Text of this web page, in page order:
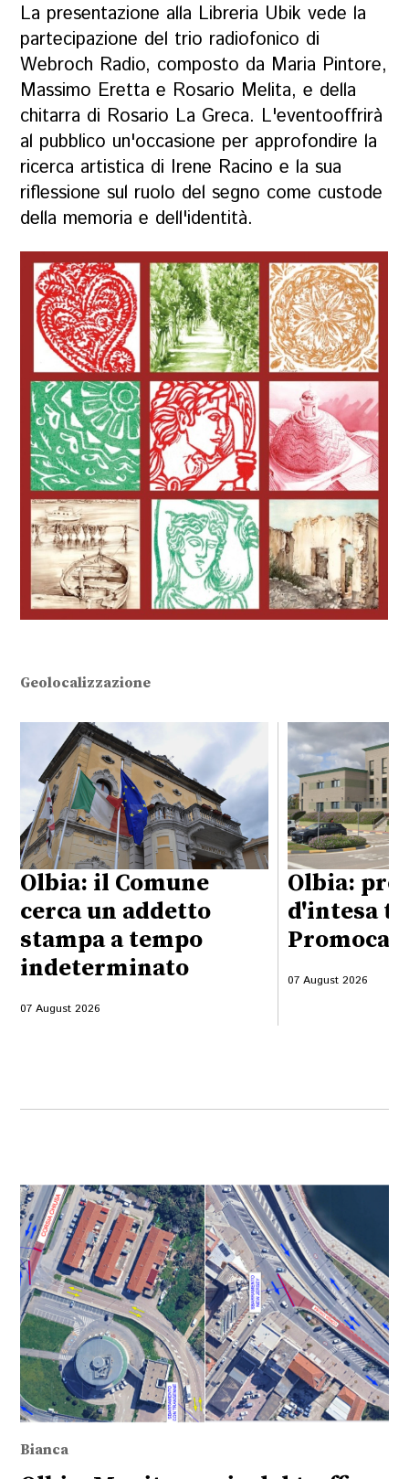
La presentazione alla Libreria Ubik vede la
partecipazione del trio radiofonico di
Webroch Radio, composto da Maria Pintore,
Massimo Eretta e Rosario Melita, e della
chitarra di Rosario La Greca. L'eventooffrirà
al pubblico un'occasione per approfondire la
ricerca artistica di Irene Racino e la sua
riflessione sul ruolo del segno come custode
della memoria e dell'identità.
Geolocalizzazione
Olbia: il Comune
cerca un addetto
stampa a tempo
indeterminato
07 August 2026
Olbia:
d'intesa
07 August 2026
Bianca